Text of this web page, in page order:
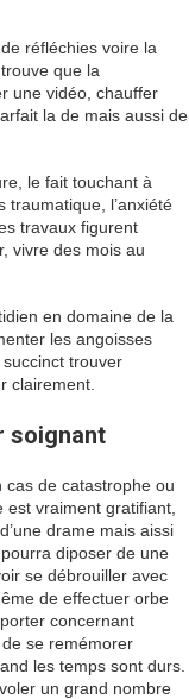
réfléchies voire la
que la
une vidéo, chauffer
la de mais aussi de
le fait touchant à
l’anxiété
travaux figurent
vivre des mois au
en domaine de la
les angoisses
trouver
clairement.
soignant
cas de catastrophe ou
vraiment gratifiant,
drame mais aissi
diposer de une
se débrouiller avec
de effectuer orbe
concernant
se remémorer
les temps sont durs.
un grand nombre